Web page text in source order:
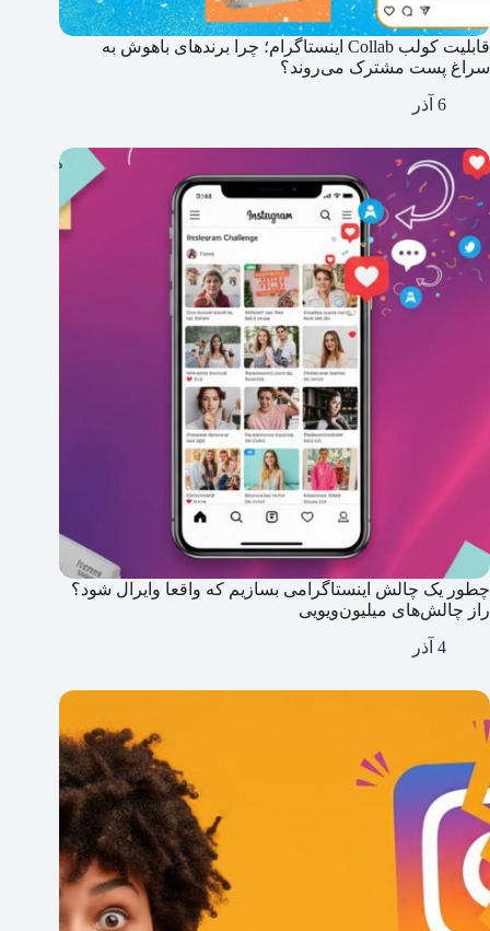
قابلیت کولب Collab اینستاگرام؛ چرا برندهای باهوش به
سراغ پست مشترک می‌روند؟
6 آذر
چطور یک چالش اینستاگرامی بسازیم که واقعا وایرال شود؟
راز چالش‌های میلیون‌ویویی
4 آذر